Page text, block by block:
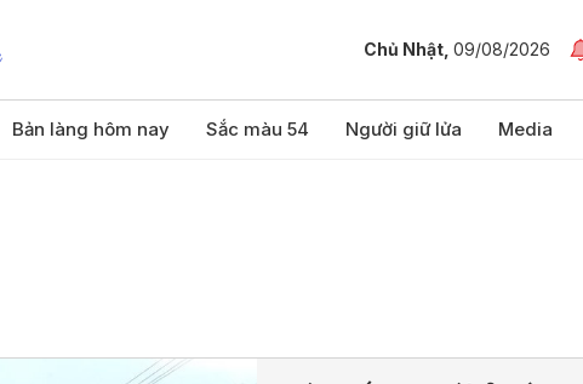
Chủ Nhật, 09/08/2026
Bản làng hôm nay Sắc màu 54 Người giữ lửa Media